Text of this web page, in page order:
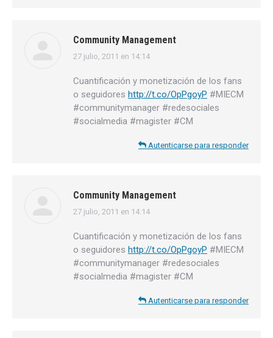
Community Management
dice:
27 julio, 2011 en 14:14
Cuantificación y monetización de los fans
o seguidores http://t.co/OpPgoyP #MIECM
#communitymanager #redesociales
#socialmedia #magister #CM
Autenticarse para responder
Community Management
dice:
27 julio, 2011 en 14:14
Cuantificación y monetización de los fans
o seguidores http://t.co/OpPgoyP #MIECM
#communitymanager #redesociales
#socialmedia #magister #CM
Autenticarse para responder